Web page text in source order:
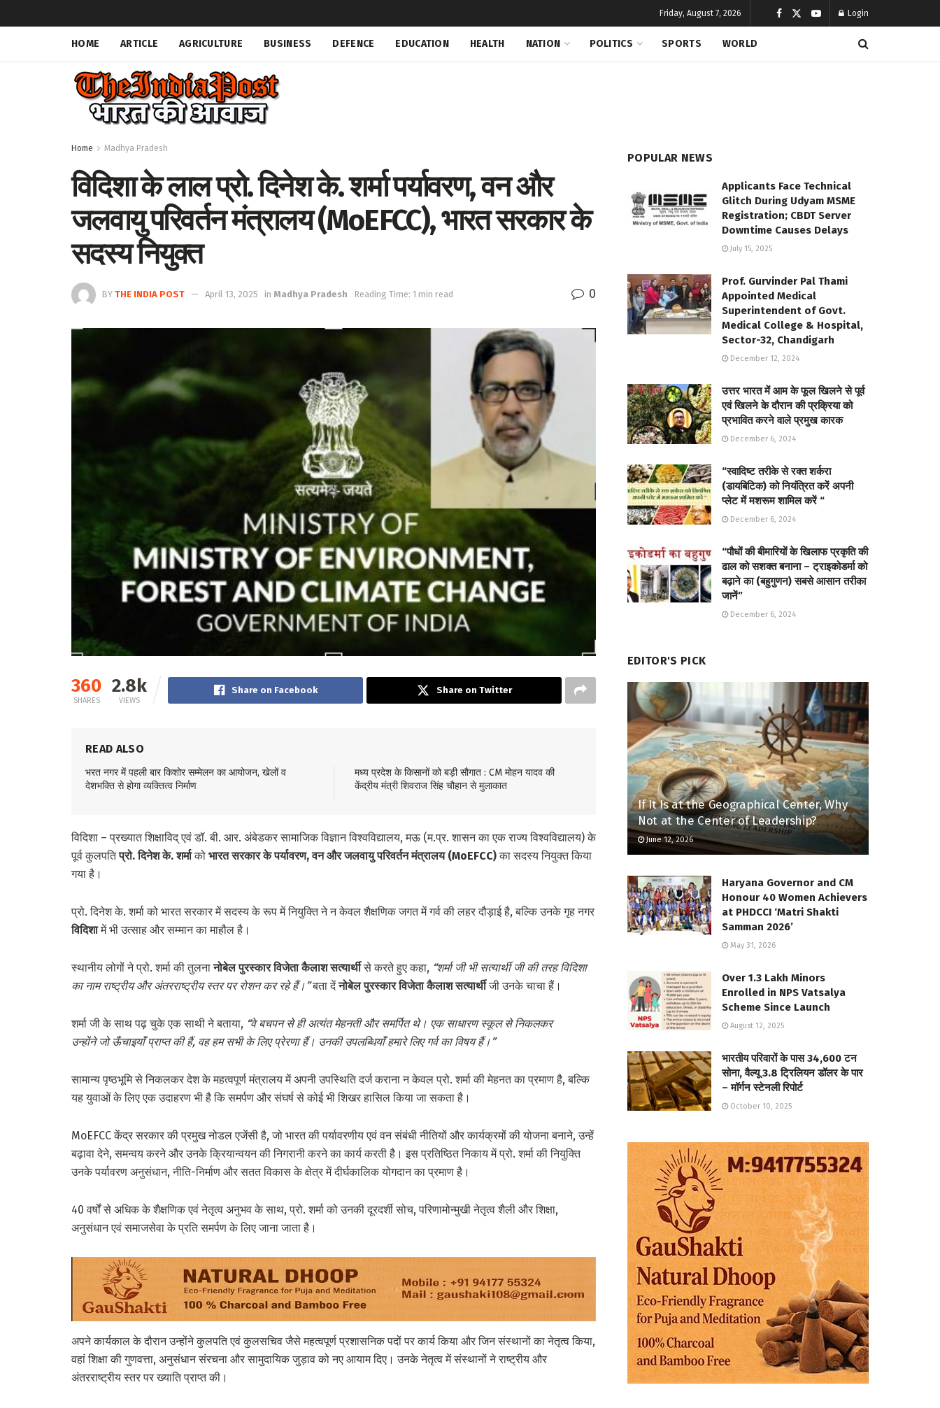
Friday, August 7, 2026 Login
HOME ARTICLE AGRICULTURE BUSINESS DEFENCE EDUCATION HEALTH NATION POLITICS SPORTS WORLD
Home Madhya Pradesh
विदिशा के लाल प्रो. दिनेश के. शर्मा पर्यावरण, वन और
जलवायु परिवर्तन मंत्रालय (MoEFCC), भारत सरकार के
सदस्य नियुक्त
BY THE INDIA POST April 13, 2025 in Madhya Pradesh Reading Time: 1 min read 0
360
SHARES
2.8k
VIEWS
Share on Facebook Share on Twitter
READ ALSO
भरत नगर में पहली बार किशोर सम्मेलन का आयोजन, खेलों व
देशभक्ति से होगा व्यक्तित्व निर्माण
मध्य प्रदेश के किसानों को बड़ी सौगात : CM मोहन यादव की
केंद्रीय मंत्री शिवराज सिंह चौहान से मुलाकात
विदिशा – प्रख्यात शिक्षाविद् एवं डॉ. बी. आर. अंबेडकर सामाजिक विज्ञान विश्वविद्यालय, मऊ (म.प्र. शासन का एक राज्य विश्वविद्यालय) के
पूर्व कुलपतिप्रो. दिनेश के. शर्माको भारत सरकार के पर्यावरण, वन और जलवायु परिवर्तन मंत्रालय (MoEFCC)का सदस्य नियुक्त किया
गया है।
प्रो. दिनेश के. शर्मा को भारत सरकार में सदस्य के रूप में नियुक्ति ने न केवल शैक्षणिक जगत में गर्व की लहर दौड़ाई है, बल्कि उनके गृह नगर
विदिशामें भी उत्साह और सम्मान का माहौल है।
स्थानीय लोगों ने प्रो. शर्मा की तुलनानोबेल पुरस्कार विजेता कैलाश सत्यार्थीसे करते हुए कहा, “शर्मा जी भी सत्यार्थी जी की तरह विदिशा
का नाम राष्ट्रीय और अंतरराष्ट्रीय स्तर पर रोशन कर रहे हैं।”बता देंनोबेल पुरस्कार विजेता कैलाश सत्यार्थीजी उनके चाचा हैं।
शर्मा जी के साथ पढ़ चुके एक साथी ने बताया, “वे बचपन से ही अत्यंत मेहनती और समर्पित थे। एक साधारण स्कूल से निकलकर
उन्होंने जो ऊँचाइयाँ प्राप्त की हैं, वह हम सभी के लिए प्रेरणा हैं। उनकी उपलब्धियाँ हमारे लिए गर्व का विषय हैं।”
सामान्य पृष्ठभूमि से निकलकर देश के महत्वपूर्ण मंत्रालय में अपनी उपस्थिति दर्ज कराना न केवल प्रो. शर्मा की मेहनत का प्रमाण है, बल्कि
यह युवाओं के लिए एक उदाहरण भी है कि समर्पण और संघर्ष से कोई भी शिखर हासिल किया जा सकता है।
MoEFCC केंद्र सरकार की प्रमुख नोडल एजेंसी है, जो भारत की पर्यावरणीय एवं वन संबंधी नीतियों और कार्यक्रमों की योजना बनाने, उन्हें
बढ़ावा देने, समन्वय करने और उनके क्रियान्वयन की निगरानी करने का कार्य करती है। इस प्रतिष्ठित निकाय में प्रो. शर्मा की नियुक्ति
उनके पर्यावरण अनुसंधान, नीति-निर्माण और सतत विकास के क्षेत्र में दीर्घकालिक योगदान का प्रमाण है।
40 वर्षों से अधिक के शैक्षणिक एवं नेतृत्व अनुभव के साथ, प्रो. शर्मा को उनकी दूरदर्शी सोच, परिणामोन्मुखी नेतृत्व शैली और शिक्षा,
अनुसंधान एवं समाजसेवा के प्रति समर्पण के लिए जाना जाता है।
अपने कार्यकाल के दौरान उन्होंने कुलपति एवं कुलसचिव जैसे महत्वपूर्ण प्रशासनिक पदों पर कार्य किया और जिन संस्थानों का नेतृत्व किया,
वहां शिक्षा की गुणवत्ता, अनुसंधान संरचना और सामुदायिक जुड़ाव को नए आयाम दिए। उनके नेतृत्व में संस्थानों ने राष्ट्रीय और
अंतरराष्ट्रीय स्तर पर ख्याति प्राप्त की।
POPULAR NEWS
Applicants Face Technical
Glitch During Udyam MSME
Registration; CBDT Server
Downtime Causes Delays
July 15, 2025
Prof. Gurvinder Pal Thami
Appointed Medical
Superintendent of Govt.
Medical College & Hospital,
Sector-32, Chandigarh
December 12, 2024
उत्तर भारत में आम के फूल खिलने से पूर्व
एवं खिलने के दौरान की प्रक्रिया को
प्रभावित करने वाले प्रमुख कारक
December 6, 2024
“स्वादिष्ट तरीके से रक्त शर्करा
(डायबिटिक) को नियंत्रित करें अपनी
प्लेट में मशरूम शामिल करें “
December 6, 2024
“पौधों की बीमारियों के खिलाफ प्रकृति की
ढाल को सशक्त बनाना – ट्राइकोडर्मा को
बढ़ाने का (बहुगुणन) सबसे आसान तरीका
जानें”
December 6, 2024
EDITOR'S PICK
If It Is at the Geographical Center, Why
Not at the Center of Leadership?
June 12, 2026
Haryana Governor and CM
Honour 40 Women Achievers
at PHDCCI ‘Matri Shakti
Samman 2026’
May 31, 2026
Over 1.3 Lakh Minors
Enrolled in NPS Vatsalya
Scheme Since Launch
August 12, 2025
भारतीय परिवारों के पास 34,600 टन
सोना, वैल्यू 3.8 ट्रिलियन डॉलर के पार
– मॉर्गन स्टेनली रिपोर्ट
October 10, 2025